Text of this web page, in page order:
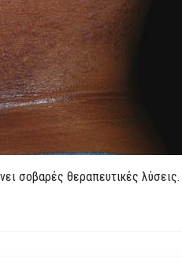
σοβαρές θεραπευτικές λύσεις.